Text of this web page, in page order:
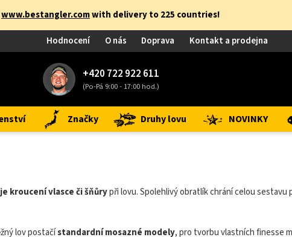
www.bestangler.comwith delivery to 225 countries!
Hodnocení O nás Doprava Kontakt a prodejna
+420 722 922 611
(Po-Pá 9:00 - 17:00 hod.)
Značky Druhy lovu NOVINKY
kroucení vlasce či šňůrypři lovu. Spolehlivý obratlík chrání celou
lov postačístandardní mosazné modely, pro tvorbu vlastních finesse